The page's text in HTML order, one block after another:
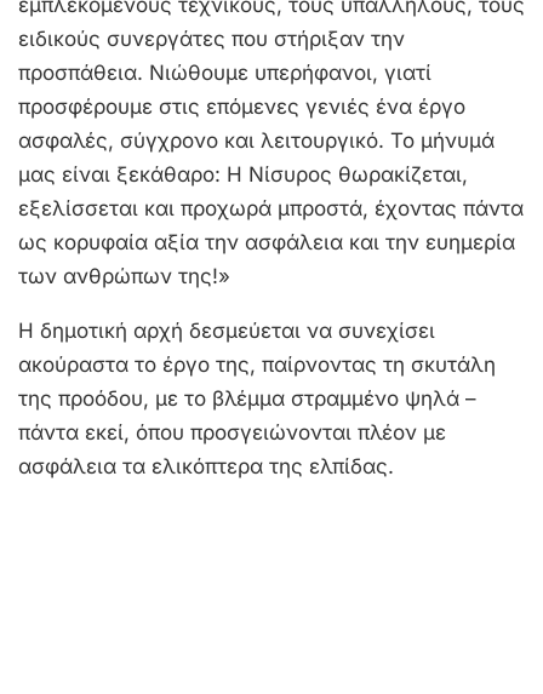
εμπλεκόμενους τεχνικούς, τους υπαλλήλους, τους
ειδικούς συνεργάτες που στήριξαν την
προσπάθεια. Νιώθουμε υπερήφανοι, γιατί
προσφέρουμε στις επόμενες γενιές ένα έργο
ασφαλές, σύγχρονο και λειτουργικό. Το μήνυμά
μας είναι ξεκάθαρο: Η Νίσυρος θωρακίζεται,
εξελίσσεται και προχωρά μπροστά, έχοντας πάντα
ως κορυφαία αξία την ασφάλεια και την ευημερία
των ανθρώπων της!»
Η δημοτική αρχή δεσμεύεται να συνεχίσει
ακούραστα το έργο της, παίρνοντας τη σκυτάλη
της προόδου, με το βλέμμα στραμμένο ψηλά –
πάντα εκεί, όπου προσγειώνονται πλέον με
ασφάλεια τα ελικόπτερα της ελπίδας.